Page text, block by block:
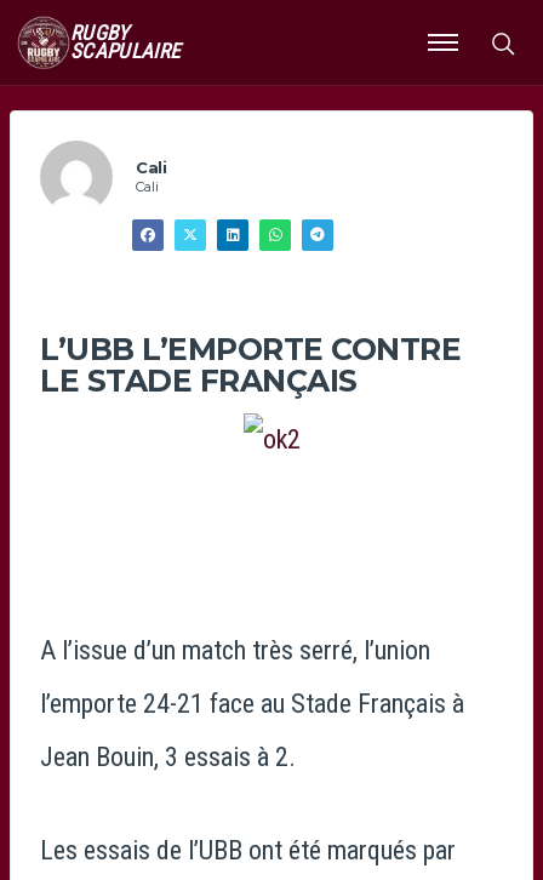
RUGBY
SCAPULAIRE
Ouvrir
le
Cali
Cali
L’UBB L’EMPORTE CONTRE
LE STADE FRANÇAIS
A l’issue d’un match très serré, l’union
l’emporte 24-21 face au Stade Français à
Jean Bouin, 3 essais à 2.
Les essais de l’UBB ont été marqués par